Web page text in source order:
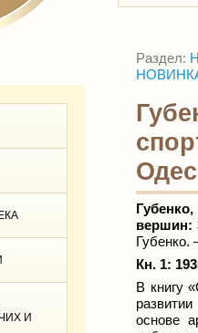
И
Раздел:
вершин:
Кн. 1:
В книгу
основе